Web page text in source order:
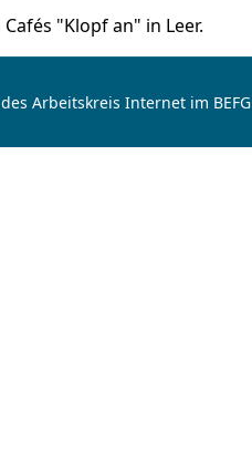
"Klopf an" in Leer.
Arbeitskreis Internet im BEFG